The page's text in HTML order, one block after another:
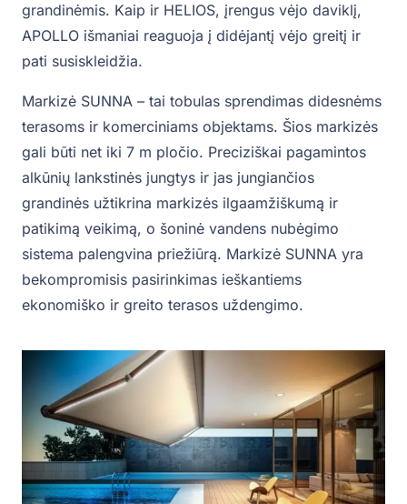
grandinėmis. Kaip ir HELIOS, įrengus vėjo daviklį,
APOLLO išmaniai reaguoja į didėjantį vėjo greitį ir
pati susiskleidžia.
Markizė SUNNA – tai tobulas sprendimas didesnėms
terasoms ir komerciniams objektams. Šios markizės
gali būti net iki 7 m pločio. Preciziškai pagamintos
alkūnių lankstinės jungtys ir jas jungiančios
grandinės užtikrina markizės ilgaamžiškumą ir
patikimą veikimą, o šoninė vandens nubėgimo
sistema palengvina priežiūrą. Markizė SUNNA yra
bekompromisis pasirinkimas ieškantiems
ekonomiško ir greito terasos uždengimo.